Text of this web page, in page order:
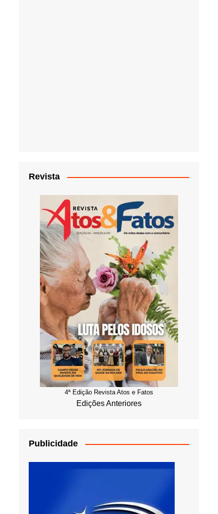
Revista
4ª Edição Revista Atos e Fatos
Edições Anteriores
Publicidade